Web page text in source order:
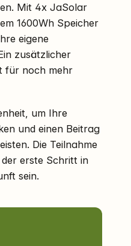
Mit 4x JaSolar
1600Wh Speicher
eigene
zusätzlicher
für noch mehr
um Ihre
und einen Beitrag
Die Teilnahme
erste Schritt in
sein.